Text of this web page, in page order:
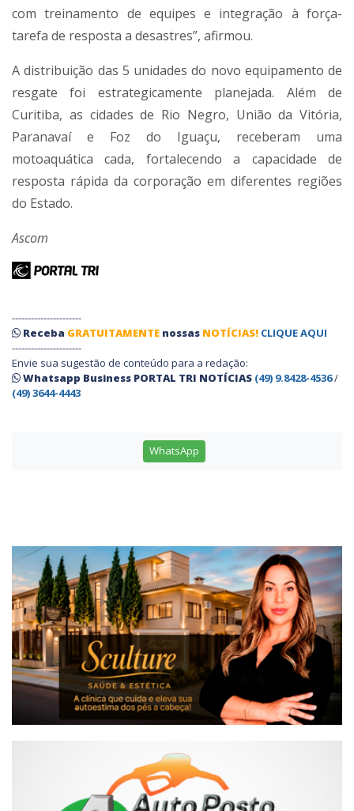
com treinamento de equipes e integração à força-
tarefa de resposta a desastres”, afirmou.
A distribuição das 5 unidades do novo equipamento de
resgate foi estrategicamente planejada. Além de
Curitiba, as cidades de Rio Negro, União da Vitória,
Paranavaí e Foz do Iguaçu, receberam uma
motoaquática cada, fortalecendo a capacidade de
resposta rápida da corporação em diferentes regiões
do Estado.
Ascom
----------------------
Receba GRATUITAMENTE nossas NOTÍCIAS! CLIQUE AQUI
----------------------
Envie sua sugestão de conteúdo para a redação:
Whatsapp Business PORTAL TRI NOTÍCIAS (49) 9.8428-4536/
(49) 3644-4443
WhatsApp